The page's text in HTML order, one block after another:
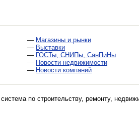
— Магазины и рынки
— Выставки
— ГОСТы, СНИПы, СанПиНы
— Новости недвижимости
— Новости компаний
по строительству, ремонту,